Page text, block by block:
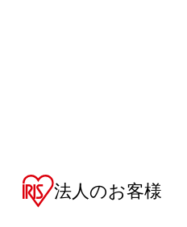
法人のお客様